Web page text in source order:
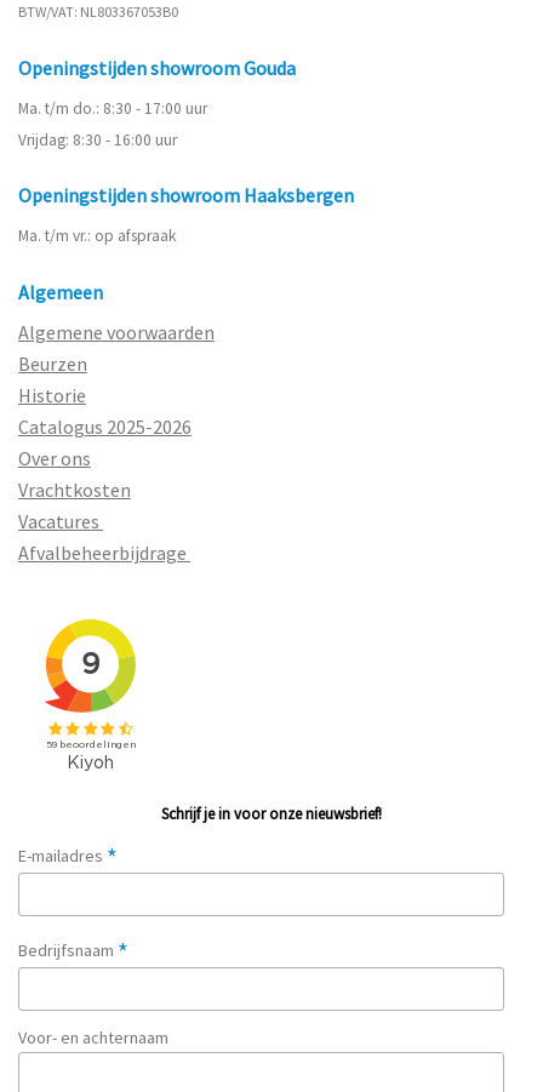
BTW/VAT: NL803367053B0
Openingstijden showroom Gouda
Ma. t/m do.: 8:30 - 17:00 uur
Vrijdag: 8:30 - 16:00 uur
Openingstijden showroom Haaksbergen
Ma. t/m vr.: op afspraak
Algemeen
Algemene voorwaarden
Beurzen
Historie
Catalogus 2025-2026
Over ons
Vrachtkosten
Vacatures
Afvalbeheerbijdrage
Schrijf je in voor onze nieuwsbrief!
E-mailadres *
Bedrijfsnaam *
Voor- en achternaam